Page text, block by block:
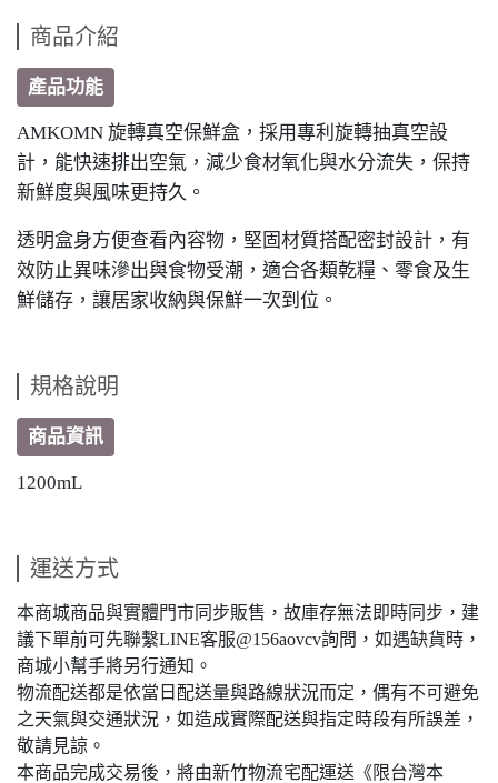
商品介紹
產品功能
AMKOMN 旋轉真空保鮮盒，採用專利旋轉抽真空設
計，能快速排出空氣，減少食材氧化與水分流失，保持
新鮮度與風味更持久。
透明盒身方便查看內容物，堅固材質搭配密封設計，有
效防止異味滲出與食物受潮，適合各類乾糧、零食及生
鮮儲存，讓居家收納與保鮮一次到位。
規格說明
商品資訊
1200mL
運送方式
本商城商品與實體門市同步販售，故庫存無法即時同步，建
議下單前可先聯繫LINE客服@156aovcv詢問，如遇缺貨時，
商城小幫手將另行通知。
物流配送都是依當日配送量與路線狀況而定，偶有不可避免
之天氣與交通狀況，如造成實際配送與指定時段有所誤差，
敬請見諒。
本商品完成交易後，將由新竹物流宅配運送《限台灣本